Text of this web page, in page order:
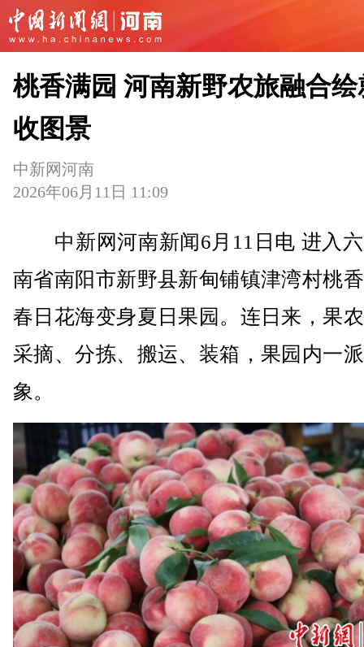
桃香满园 河南新野农旅融合绘
收图景
中新网河南
2026年06月11日 11:09
中新网河南新闻6月11日电 进入六
南省南阳市新野县新甸铺镇津湾村桃
春日花海变身夏日果园。连日来，果
采摘、分拣、搬运、装箱，果园内一
象。